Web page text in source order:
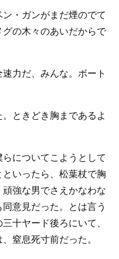
・ガンがまだ煙のでて
の木々のあいだからで
力だ、みんな。ボート
ときどき胸まであるよ
についてこようとして
いったら、松葉杖で胸
強な男でさえかなわな
意見だった。とは言う
十ヤード後ろにいて、
窒息死寸前だった。